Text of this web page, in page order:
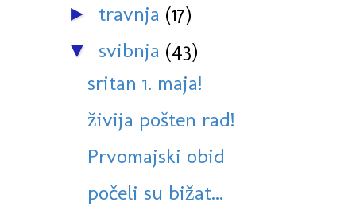
► travnja (17)
▼ svibnja (43)
sritan 1. maja!
živija pošten rad!
Prvomajski obid
počeli su bižat...